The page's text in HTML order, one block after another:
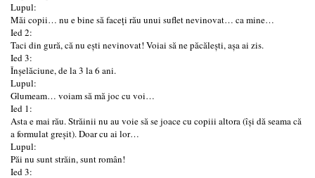
Lupul:
Măi copii… nu e bine să faceți rău unui suflet nevinovat… ca mine…
Ied 2:
Taci din gură, că nu ești nevinovat! Voiai să ne păcălești, așa ai zis.
Ied 3:
Înșelăciune, de la 3 la 6 ani.
Lupul:
Glumeam… voiam să mă joc cu voi…
Ied 1:
Asta e mai rău. Străinii nu au voie să se joace cu copiii altora (își dă seama că
a formulat greșit). Doar cu ai lor…
Lupul:
Păi nu sunt străin, sunt român!
Ied 3: